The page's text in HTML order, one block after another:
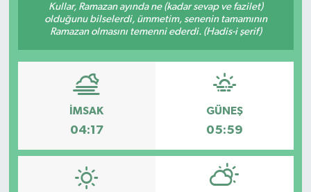
Kullar, Ramazan ayında ne (kadar sevap ve fazilet)
olduğunu bilselerdi, ümmetim, senenin tamamının
Ramazan olmasını temenni ederdi. (Hadis-i şerif)
İMSAK
04:17
GÜNEŞ
05:59
Dumlupınar
Ekonomi
Emet
Foto Galeri